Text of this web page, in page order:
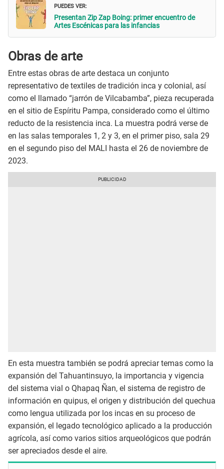
PUEDES VER:
Presentan Zip Zap Boing: primer encuentro de
Artes Escénicas para las infancias
Obras de arte
Entre estas obras de arte destaca un conjunto
representativo de textiles de tradición inca y colonial, así
como el llamado “jarrón de Vilcabamba”, pieza recuperada
en el sitio de Espíritu Pampa, considerado como el último
reducto de la resistencia inca. La muestra podrá verse de
en las salas temporales 1, 2 y 3, en el primer piso, sala 29
en el segundo piso del MALI hasta el 26 de noviembre de
2023.
En esta muestra también se podrá apreciar temas como la
expansión del Tahuantinsuyo, la importancia y vigencia
del sistema vial o Qhapaq Ñan, el sistema de registro de
información en quipus, el origen y distribución del quechua
como lengua utilizada por los incas en su proceso de
expansión, el legado tecnológico aplicado a la producción
agrícola, así como varios sitios arqueológicos que podrán
ser apreciados desde el aire.